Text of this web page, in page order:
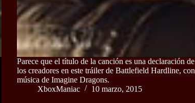
Parece que el título de la canción es una declaración de
los creadores en este tráiler de Battlefield Hardline, con
música de Imagine Dragons.
XboxManiac
10 marzo, 2015